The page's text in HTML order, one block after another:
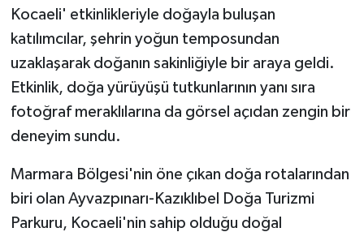
Kocaeli' etkinlikleriyle doğayla buluşan
katılımcılar, şehrin yoğun temposundan
uzaklaşarak doğanın sakinliğiyle bir araya geldi.
Etkinlik, doğa yürüyüşü tutkunlarının yanı sıra
fotoğraf meraklılarına da görsel açıdan zengin bir
deneyim sundu.
Marmara Bölgesi'nin öne çıkan doğa rotalarından
biri olan Ayvazpınarı-Kazıklıbel Doğa Turizmi
Parkuru, Kocaeli'nin sahip olduğu doğal